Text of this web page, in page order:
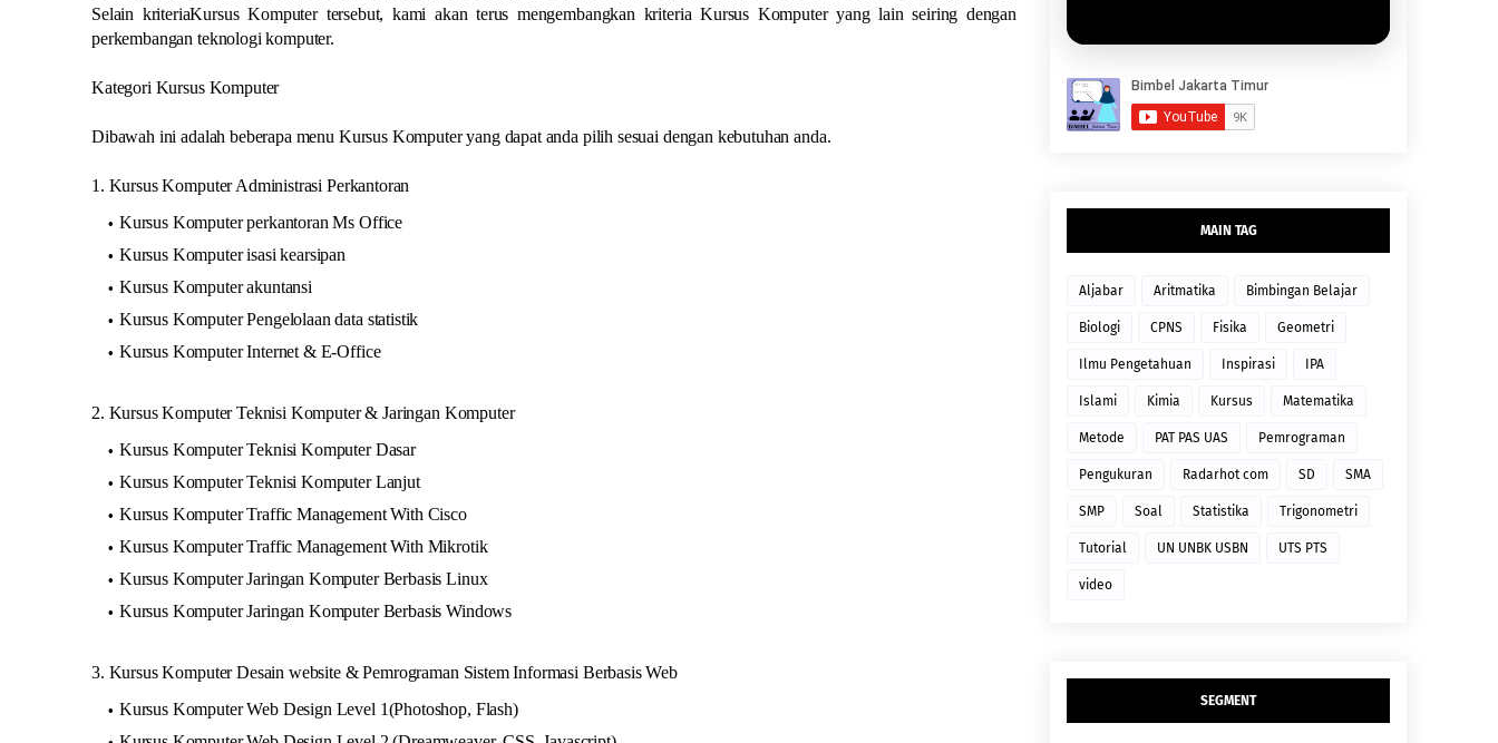
Selain kriteriaKursus Komputer tersebut, kami akan terus mengembangkan kriteria Kursus Komputer yang lain seiring dengan
perkembangan teknologi komputer.
Kategori Kursus Komputer
Dibawah ini adalah beberapa menu Kursus Komputer yang dapat anda pilih sesuai dengan kebutuhan anda.
1. Kursus Komputer Administrasi Perkantoran
Kursus Komputer perkantoran Ms Office
Kursus Komputer isasi kearsipan
Kursus Komputer akuntansi
Kursus Komputer Pengelolaan data statistik
Kursus Komputer Internet & E-Office
2. Kursus Komputer Teknisi Komputer & Jaringan Komputer
Kursus Komputer Teknisi Komputer Dasar
Kursus Komputer Teknisi Komputer Lanjut
Kursus Komputer Traffic Management With Cisco
Kursus Komputer Traffic Management With Mikrotik
Kursus Komputer Jaringan Komputer Berbasis Linux
Kursus Komputer Jaringan Komputer Berbasis Windows
3. Kursus Komputer Desain website & Pemrograman Sistem Informasi Berbasis Web
Kursus Komputer Web Design Level 1(Photoshop, Flash)
MAIN TAG
Aljabar Aritmatika Bimbingan Belajar
Biologi CPNS Fisika Geometri
Ilmu Pengetahuan Inspirasi IPA
Islami Kimia Kursus Matematika
Metode PAT PAS UAS Pemrograman
Pengukuran Radarhot com SD SMA
SMP Soal Statistika Trigonometri
Tutorial UN UNBK USBN UTS PTS
video
SEGMENT